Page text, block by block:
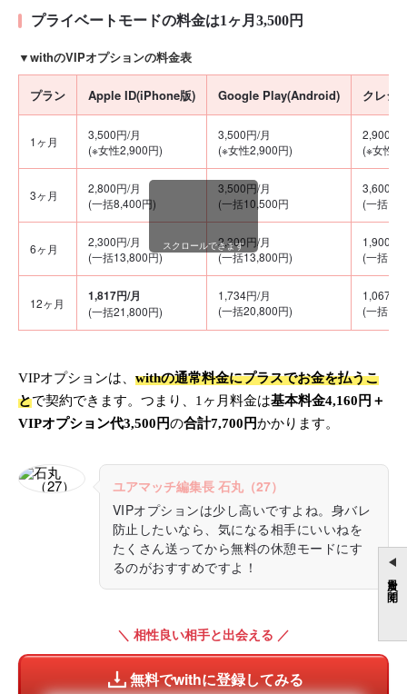
目次を開く
プライベートモードの料金は1ヶ月3,500円
▼withのVIPオプションの料金表
プラン Apple ID(iPhone版) Google Play(Android) クレジ
1ヶ月
3,500円/月
(※女性2,900円)
3,500円/月
(※女性2,900円)
2,900円/
(※女性
3ヶ月
2,800円/月
(一括8,400円)
3,500円/月
(一括10,500円
3,600円/
(一括
6ヶ月
2,300円/月
(一括13,800円)
2,300円/月
(一括13,800円)
1,900円/
(一括
12ヶ月 1,817円/月
(一括21,800円)
1,734円/月
(一括20,800円)
1,067円/
(一括
スクロールできます
VIPオプションは、 withの通常料金にプラスでお金を払うこ
とで契約できます。つまり、1ヶ月料金は基本料金4,160円＋
VIPオプション代3,500円の合計7,700円かかります。
ユアマッチ編集長 石丸（27）
VIPオプションは少し高いですよね。身バレ
防止したいなら、気になる相手にいいねを
たくさん送ってから無料の休憩モードにす
るのがおすすめですよ！
＼ 相性良い相手と出会える ／
無料でwithに登録してみる